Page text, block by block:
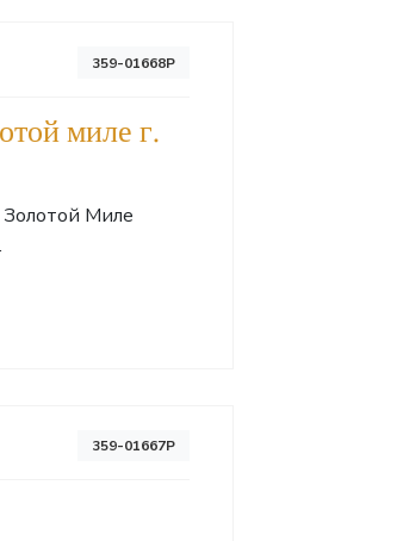
359-01668P
миле г.
Золотой Миле
359-01667P